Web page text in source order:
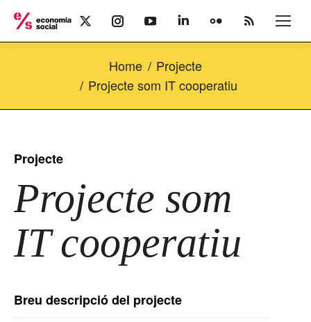
X
page
new
window
Instagram
page
in
new
window
YouTube
page
in
new
window
Linkedin
page
in
new
window
Flickr
page
new
window
Rss
page
Home
Projecte
Projecte som IT cooperatiu
Projecte
Projecte som
IT cooperatiu
Breu descripció del projecte